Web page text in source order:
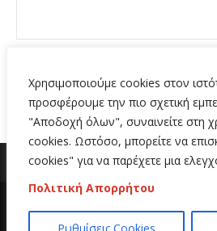
Χρησιμοποιούμε cookies στον
προσφέρουμε την πιο σχετική
"Αποδοχή όλων", συναινείτε στη
cookies. Ωστόσο, μπορείτε να
cookies" για να παρέχετε μια
Πολιτική Απορρήτου
Copyright 2020 | All Rights